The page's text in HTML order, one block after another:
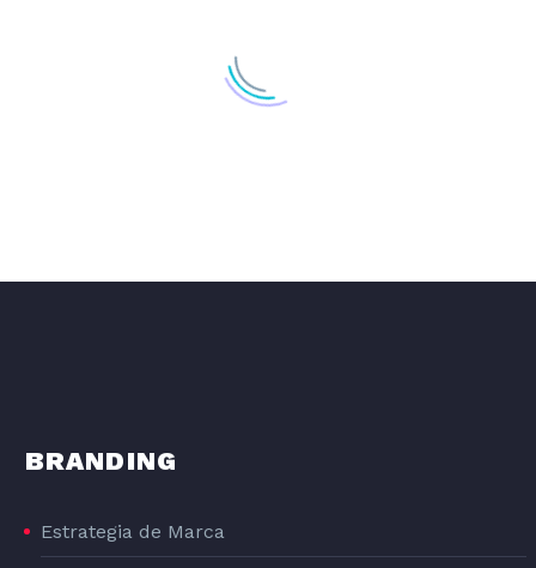
BRANDING
Estrategia de Marca